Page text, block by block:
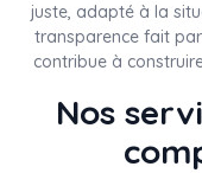
juste, adapté à la
transparence fait
contribue à
Nos